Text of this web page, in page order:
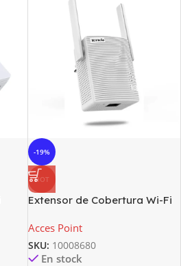
-19%
HOT
Extensor de Cobertura Wi-Fi
Acces Point
SKU: 10008680
En stock